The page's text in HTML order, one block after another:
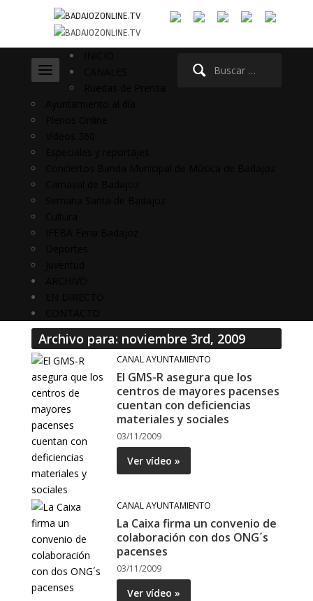
Buscar:
Archivo para: noviembre 3rd, 2009
CANAL AYUNTAMIENTO
El GMS-R asegura que los
centros de mayores pacenses
cuentan con deficiencias
materiales y sociales
03/11/2009
Ver vídeo »
CANAL AYUNTAMIENTO
La Caixa firma un convenio de
colaboración con dos ONG´s
pacenses
03/11/2009
Ver vídeo »